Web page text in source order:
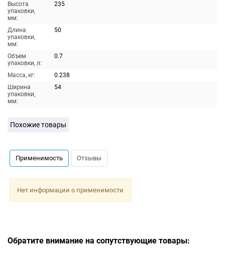
Высота
упаковки,
мм:
235
Длина
упаковки,
мм:
50
Объем
упаковки, л:
0.7
Масса, кг:
0.238
Ширина
упаковки,
мм:
54
Похожие товары
Применимость Отзывы
Нет информации о применимости
Обратите внимание на сопутствующие товары: